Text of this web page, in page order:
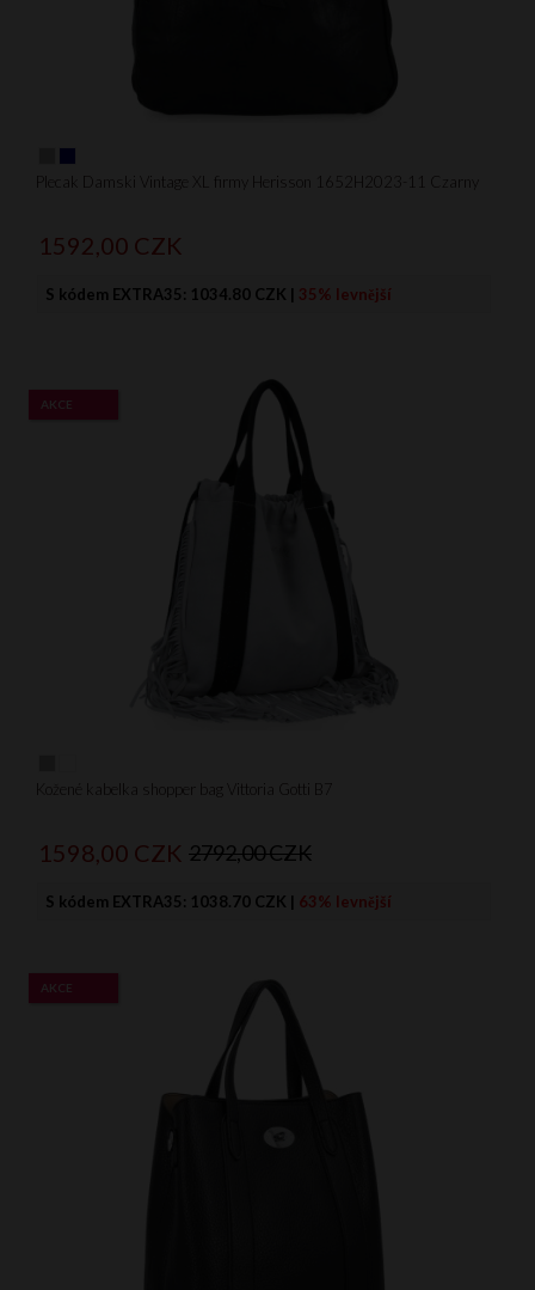
Plecak Damski Vintage XL firmy Herisson 1652H2023-11 Czarny
1592,00 CZK
S kódem EXTRA35: 1034.80 CZK | 35% levnější
Kožené kabelka shopper bag Vittoria Gotti B7
AKCE
1598,00 CZK 2792,00 CZK
S kódem EXTRA35: 1038.70 CZK | 63% levnější
AKCE